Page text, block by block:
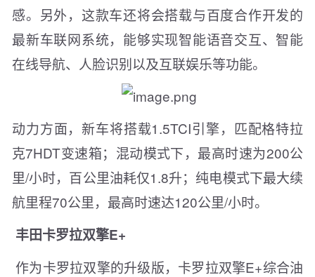
感。另外，这款车还将会搭载与百度合作开发的
最新车联网系统，能够实现智能语音交互、智能
在线导航、人脸识别以及互联娱乐等功能。
动力方面，新车将搭载1.5TCI引擎，匹配格特拉
克7HDT变速箱；混动模式下，最高时速为200公
里/小时，百公里油耗仅1.8升；纯电模式下最大续
航里程70公里，最高时速达120公里/小时。
丰田卡罗拉双擎E+
作为卡罗拉双擎的升级版，卡罗拉双擎E+综合油